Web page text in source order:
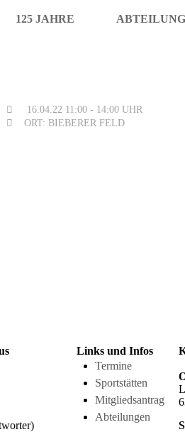
125 JAHRE
16.04.22 11:00 - 14:00 UHR
ORT: BIEBERER FELD
Links und Infos
Termine
Sportstätten
Mitgliedsantrag
Abteilungen